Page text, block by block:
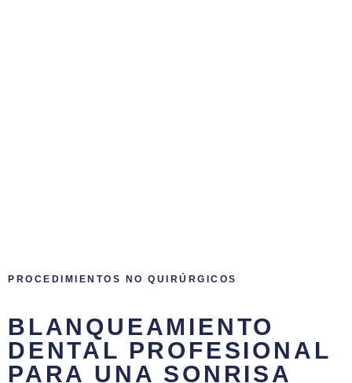
PROCEDIMIENTOS NO QUIRÚRGICOS
BLANQUEAMIENTO
DENTAL PROFESIONAL
PARA UNA SONRISA